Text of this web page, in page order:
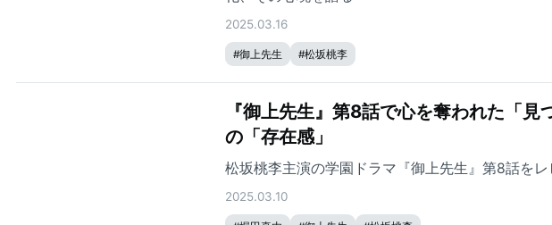
2025.03.16
#御上先生 #松坂桃李
『御上先生』第8話で心を奪われた「
の「存在感」
松坂桃李主演の学園ドラマ『御上先生』第8話をレ
2025.03.10